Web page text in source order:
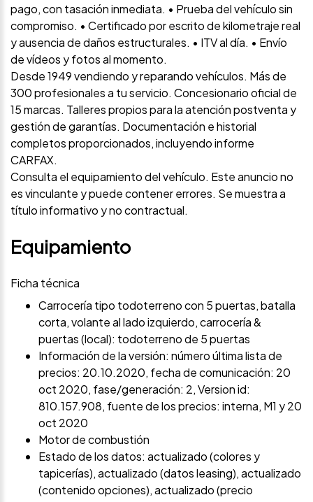
pago, con tasación inmediata. • Prueba del vehículo sin
compromiso. • Certificado por escrito de kilometraje real
y ausencia de daños estructurales. • ITV al día. • Envío
de vídeos y fotos al momento.
Desde 1949 vendiendo y reparando vehículos. Más de
300 profesionales a tu servicio. Concesionario oficial de
15 marcas. Talleres propios para la atención postventa y
gestión de garantías. Documentación e historial
completos proporcionados, incluyendo informe
CARFAX.
Consulta el equipamiento del vehículo. Este anuncio no
es vinculante y puede contener errores. Se muestra a
título informativo y no contractual.
Equipamiento
Ficha técnica
Carrocería tipo todoterreno con 5 puertas, batalla
corta, volante al lado izquierdo, carrocería &
puertas (local): todoterreno de 5 puertas
Información de la versión: número última lista de
precios: 20.10.2020, fecha de comunicación: 20
oct 2020, fase/generación: 2, Version id:
810.157.908, fuente de los precios: interna, M1 y 20
oct 2020
Motor de combustión
Estado de los datos: actualizado (colores y
tapicerías), actualizado (datos leasing), actualizado
(contenido opciones), actualizado (precio